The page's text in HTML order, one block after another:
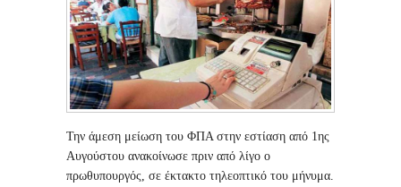
Την άμεση μείωση του ΦΠΑ στην εστίαση από 1ης
Αυγούστου ανακοίνωσε πριν από λίγο ο
πρωθυπουργός, σε έκτακτο τηλεοπτικό του μήνυμα.